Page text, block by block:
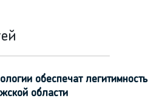
обеспечат легитимность
области